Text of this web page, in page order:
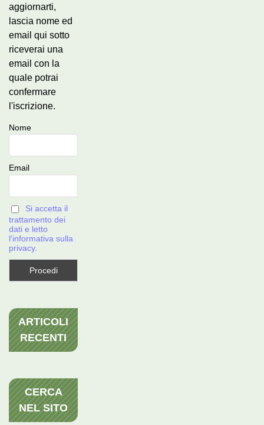
aggiornarti,
lascia nome ed
email qui sotto
riceverai una
email con la
quale potrai
confermare
l'iscrizione.
Nome
Email
Si accetta il
trattamento dei
dati e letto
l'informativa sulla
privacy.
ARTICOLI
RECENTI
CERCA
NEL SITO